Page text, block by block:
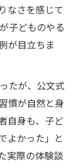
なさを感じて
子どものやる
が目立ちま
たが、公文式
慣が自然と身
自身も、子ど
よかった」と
実際の体験談